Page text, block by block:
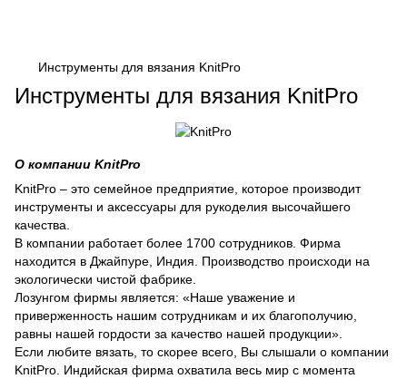
Инструменты для вязания KnitPro
Инструменты для вязания KnitPro
О компании KnitPro
KnitPro – это семейное предприятие, которое производит
инструменты и аксессуары для рукоделия высочайшего
качества.
В компании работает более 1700 сотрудников. Фирма
находится в Джайпуре, Индия. Производство происходи на
экологически чистой фабрике.
Лозунгом фирмы является: «Наше уважение и
приверженность нашим сотрудникам и их благополучию,
равны нашей гордости за качество нашей продукции».
Если любите вязать, то скорее всего, Вы слышали о компании
KnitPro. Индийская фирма охватила весь мир с момента